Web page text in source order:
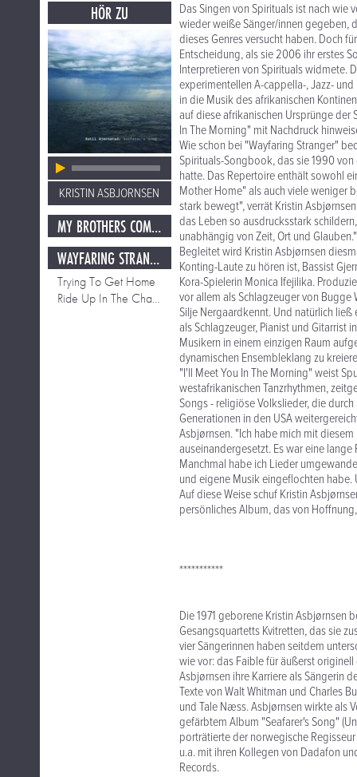
HÖR ZU
KRISTIN ASBJORNSEN
MY BROTHERS COMEBACK L HARBOUR
WAYFARING STRANGER
Trying To Get Home
Ride Up In The Chariot
Das Singen von Spirituals ist nach wie
wieder weiße Sänger/innen gegeben,
dieses Genres versucht haben. Doch
Entscheidung, als sie 2006 ihr erstes
Interpretieren von Spirituals widmete.
experimentellen A-cappella-, Jazz-
in die Musik des afrikanischen
auf diese afrikanischen Ursprünge
In The Morning" mit Nachdruck
Wie schon bei "Wayfaring Stranger"
Spirituals-Songbook, das sie 1990
hatte. Das Repertoire enthält sowohl
Mother Home" als auch viele weniger
stark bewegt", verrät Kristin
das Leben so ausdrucksstark
unabhängig von Zeit, Ort und Glauben."
Begleitet wird Kristin Asbjørnsen
Konting-Laute zu hören ist, Bassist
Kora-Spielerin Monica Ifejilika.
vor allem als Schlagzeuger von
Silje Nergaardkennt. Und natürlich
als Schlagzeuger, Pianist und Gitarrist
Musikern in einem einzigen Raum
dynamischen Ensembleklang zu
"I'll Meet You In The Morning" weist
westafrikanischen Tanzrhythmen,
Songs - religiöse Volkslieder, die
Generationen in den USA
Asbjørnsen. "Ich habe mich mit
auseinandergesetzt. Es war eine
Manchmal habe ich Lieder
und eigene Musik eingeflochten
Auf diese Weise schuf Kristin
persönliches Album, das von
***********
Die 1971 geborene Kristin Asbjørnsen
Gesangsquartetts Kvitretten, das sie
vier Sängerinnen haben seitdem
wie vor: das Faible für äußerst
Asbjørnsen ihre Karriere als Sängerin
Texte von Walt Whitman und Charles
und Tale Næss. Asbjørnsen wirkte als
gefärbtem Album "Seafarer's Song"
porträtierte der norwegische
u.a. mit ihren Kollegen von Dadafon
Records.